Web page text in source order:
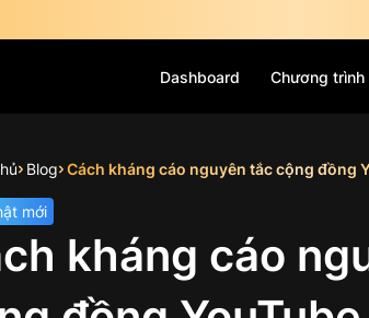
Dashboard Chương trình
Blog Cách kháng cáo nguyên tắc cộng đồng
mới
kháng cáo